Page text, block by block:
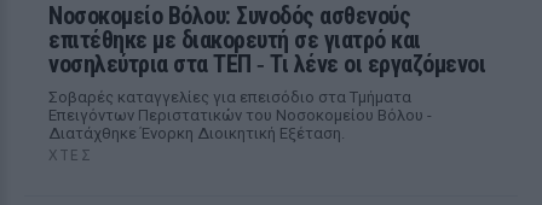
Νοσοκομείο Βόλου: Συνοδός ασθενούς
επιτέθηκε με διακορευτή σε γιατρό και
νοσηλεύτρια στα ΤΕΠ ‑ Τι λένε οι εργαζόμενοι
Σοβαρές καταγγελίες για επεισόδιο στα Τμήματα
Επειγόντων Περιστατικών του Νοσοκομείου Βόλου -
Διατάχθηκε Ένορκη Διοικητική Εξέταση.
ΧΤΕΣ